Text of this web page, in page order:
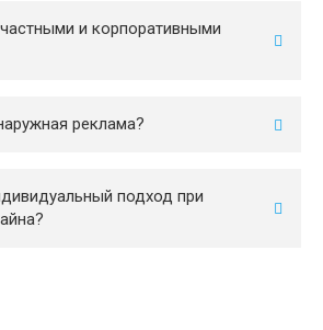
и корпоративными
реклама?
подход при